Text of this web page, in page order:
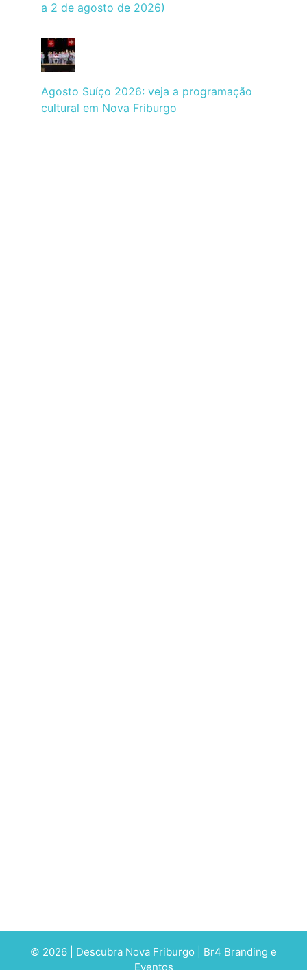
a 2 de agosto de 2026)
Agosto Suíço 2026: veja a programação
cultural em Nova Friburgo
© 2026 | Descubra Nova Friburgo | Br4 Branding e
Eventos